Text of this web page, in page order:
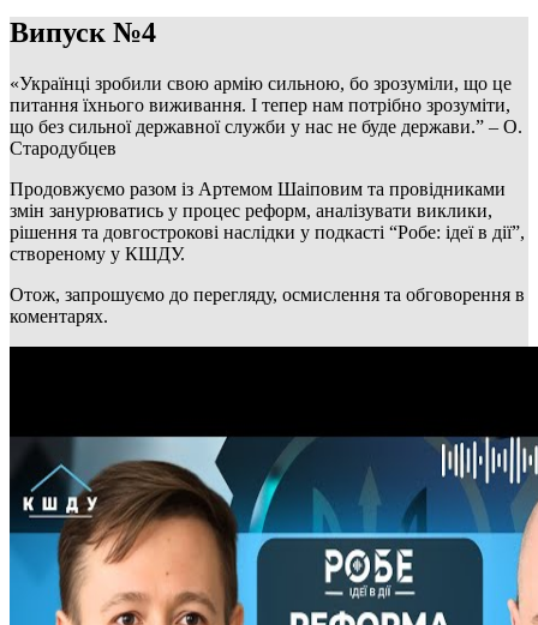
Випуск №4
«Українці зробили свою армію сильною, бо зрозуміли, що це
питання їхнього виживання. І тепер нам потрібно зрозуміти,
що без сильної державної служби у нас не буде держави.” – О.
Стародубцев
Продовжуємо разом із Артемом Шаіповим та провідниками
змін занурюватись у процес реформ, аналізувати виклики,
рішення та довгострокові наслідки у подкасті “Робе: ідеї в дії”,
створеному у КШДУ.
Отож, запрошуємо до перегляду, осмислення та обговорення в
коментарях.